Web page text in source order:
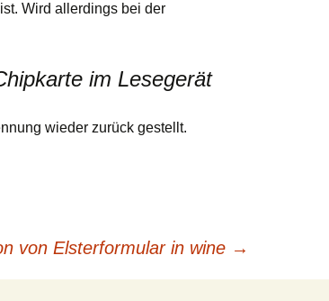
Wird allerdings bei der
im Lesegerät
wieder zurück gestellt.
von Elsterformular in wine →